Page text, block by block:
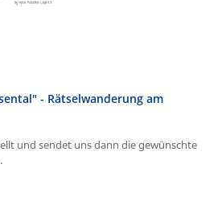
- Rätselwanderung am
und sendet uns dann die gewünschte